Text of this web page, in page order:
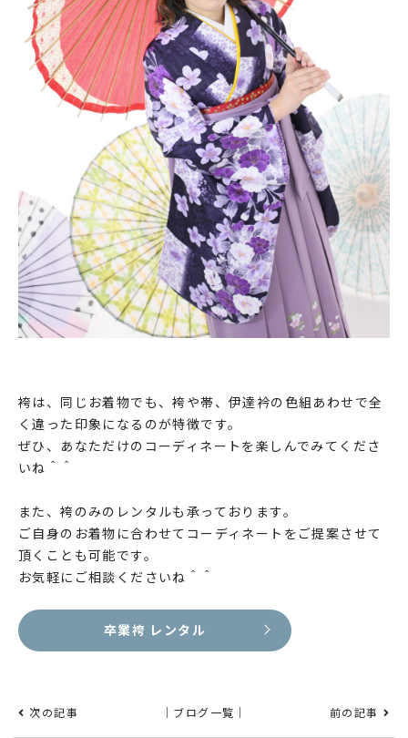
袴は、同じお着物でも、袴や帯、伊達衿の色組あわせで全
く違った印象になるのが特徴です。
ぜひ、あなただけのコーディネートを楽しんでみてくださ
いね＾＾
また、袴のみのレンタルも承っております。
ご自身のお着物に合わせてコーディネートをご提案させて
頂くことも可能です。
お気軽にご相談くださいね＾＾
卒業袴 レンタル
次の記事 ｜ブログ一覧｜ 前の記事